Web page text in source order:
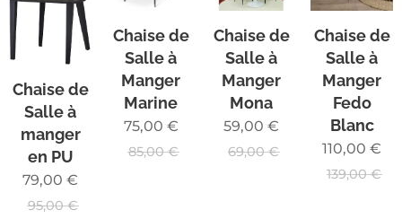
Chaise de
Salle à
manger
en PU
79,00 €
95,00€
Chaise de
Salle à
Manger
Marine
75,00 €
85,00€
Chaise de
Salle à
Manger
Mona
59,00 €
69,00€
Chaise de
Salle à
Manger
Fedo
Blanc
110,00 €
139,00€